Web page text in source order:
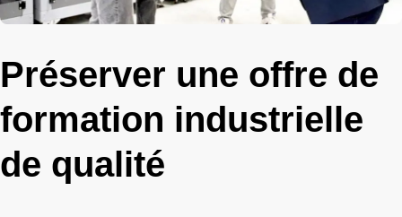
Préserver une offre de
formation industrielle
de qualité